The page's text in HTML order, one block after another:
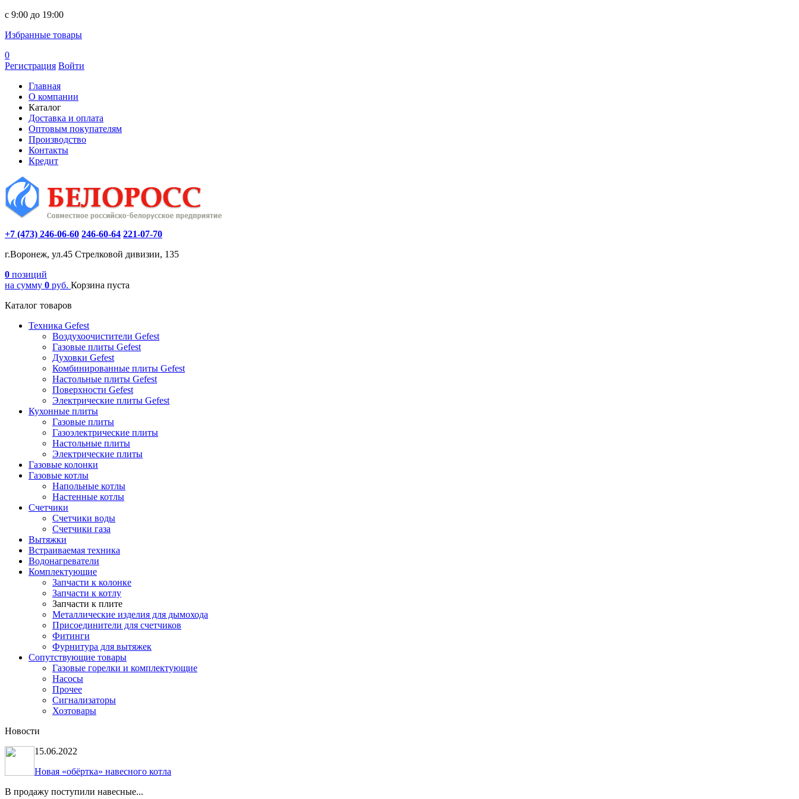
c 9:00 до 19:00
Избранные товары
0
Регистрация Войти
Главная
О компании
Каталог
Доставка и оплата
Оптовым покупателям
Производство
Контакты
Кредит
+7 (473) 246-06-60 246-60-64 221-07-70
г.Воронеж, ул.45 Стрелковой дивизии, 135
0 позиций
на сумму 0 руб. Корзина пуста
Каталог товаров
Техника Gefest
Воздухоочистители Gefest
Газовые плиты Gefest
Духовки Gefest
Комбинированные плиты Gefest
Настольные плиты Gefest
Поверхности Gefest
Электрические плиты Gefest
Кухонные плиты
Газовые плиты
Газоэлектрические плиты
Настольные плиты
Электрические плиты
Газовые колонки
Газовые котлы
Напольные котлы
Настенные котлы
Счетчики
Счетчики воды
Счетчики газа
Вытяжки
Встраиваемая техника
Водонагреватели
Комплектующие
Запчасти к колонке
Запчасти к котлу
Запчасти к плите
Металлические изделия для дымохода
Присоединители для счетчиков
Фитинги
Фурнитура для вытяжек
Сопутствующие товары
Газовые горелки и комплектующие
Насосы
Прочее
Сигнализаторы
Хозтовары
Новости
15.06.2022
Новая «обёртка» навесного котла
В продажу поступили навесные...